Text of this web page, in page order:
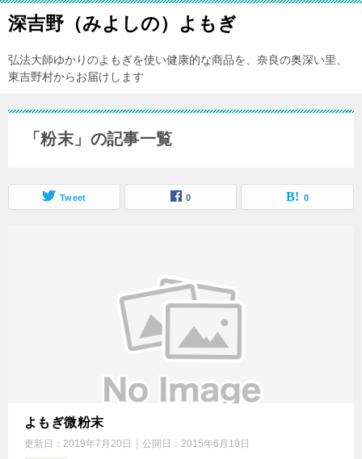
深吉野（みよしの）よもぎ
弘法大師ゆかりのよもぎを使い健康的な商品を、奈良の奥深い里、
東吉野村からお届けします
「粉末」の記事一覧
Tweet 0 0
よもぎ微粉末
更新日： 2019年7月20日 公開日： 2015年6月19日